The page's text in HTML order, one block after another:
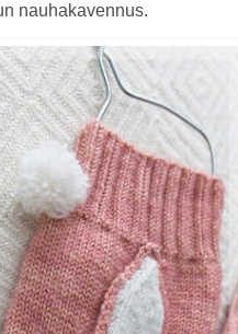
nauhakavennus.